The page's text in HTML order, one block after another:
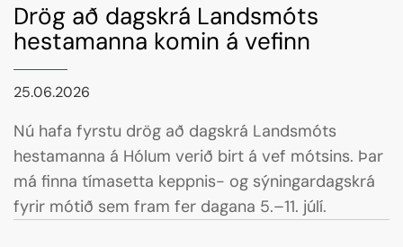
Drög að dagskrá Landsmóts
hestamanna komin á vefinn
25.06.2026
Nú hafa fyrstu drög að dagskrá Landsmóts
hestamanna á Hólum verið birt á vef mótsins. Þar
má finna tímasetta keppnis- og sýningardagskrá
fyrir mótið sem fram fer dagana 5.–11. júlí.